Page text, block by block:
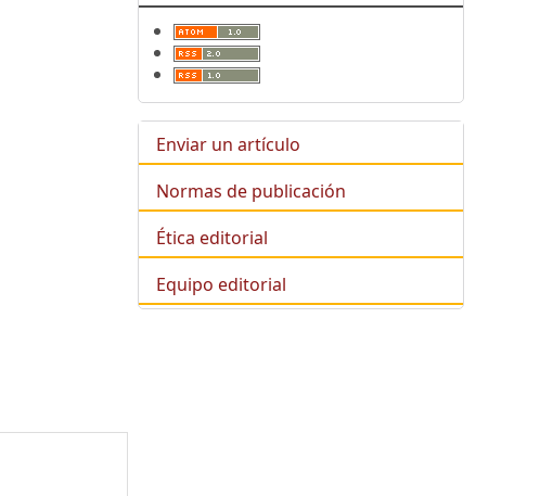
Enviar un artículo
Normas de publicación
Ética editorial
Equipo editorial